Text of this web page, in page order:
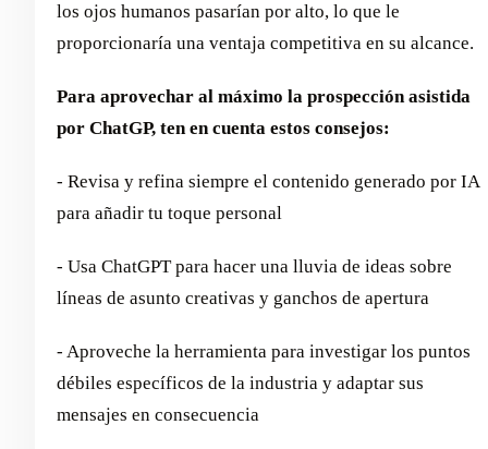
los ojos humanos pasarían por alto, lo que le
proporcionaría una ventaja competitiva en su alcance.
Para aprovechar al máximo la prospección asistida
por ChatGP, ten en cuenta estos consejos:
- Revisa y refina siempre el contenido generado por IA
para añadir tu toque personal
- Usa ChatGPT para hacer una lluvia de ideas sobre
líneas de asunto creativas y ganchos de apertura
- Aproveche la herramienta para investigar los puntos
débiles específicos de la industria y adaptar sus
mensajes en consecuencia